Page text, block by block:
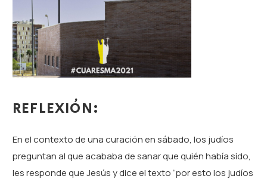
REFLEXIÓN:
En el contexto de una curación en sábado, los judíos
preguntan al que acababa de sanar que quién había sido,
les responde que Jesús y dice el texto “por esto los judíos